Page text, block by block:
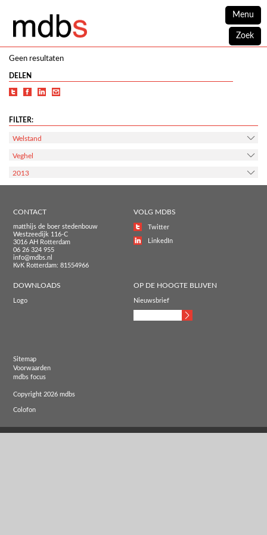
Menu
Zoek
Geen resultaten
DELEN
FILTER:
Welstand
Veghel
2013
CONTACT
matthijs de boer stedenbouw
Westzeedijk 116-C
3016 AH Rotterdam
06 26 324 955
info@mdbs.nl
KvK Rotterdam: 81554966
VOLG MDBS
Twitter
LinkedIn
DOWNLOADS
Logo
OP DE HOOGTE BLIJVEN
Nieuwsbrief
Sitemap
Voorwaarden
mdbs focus
Copyright 2026 mdbs
Colofon